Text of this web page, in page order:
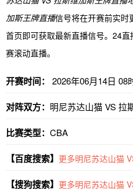
加斯王牌直播信号将在开赛前实时
首页即可获取最新直播信号。24
赛滚动直播。
开赛时间： 2026年06月14日 08
对阵双方： 明尼苏达山猫 VS 拉
比赛类型： CBA
【百度搜索】 更多明尼苏达山猫
【搜狗搜索】 更多明尼苏达山猫